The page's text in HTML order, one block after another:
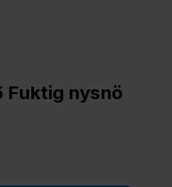
Fuktig nysnö